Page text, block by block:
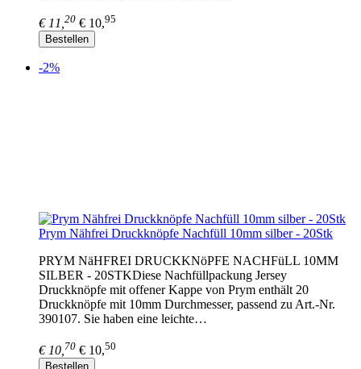
€ 11, 20 € 10,95
Bestellen
-2%
Prym Nähfrei Druckknöpfe Nachfüll 10mm silber - 20Stk
PRYM NäHFREI DRUCKKNöPFE NACHFüLL 10MM
SILBER - 20STKDiese Nachfüllpackung Jersey
Druckknöpfe mit offener Kappe von Prym enthält 20
Druckknöpfe mit 10mm Durchmesser, passend zu Art.-Nr.
390107. Sie haben eine leichte…
€ 10, 70 € 10,50
Bestellen